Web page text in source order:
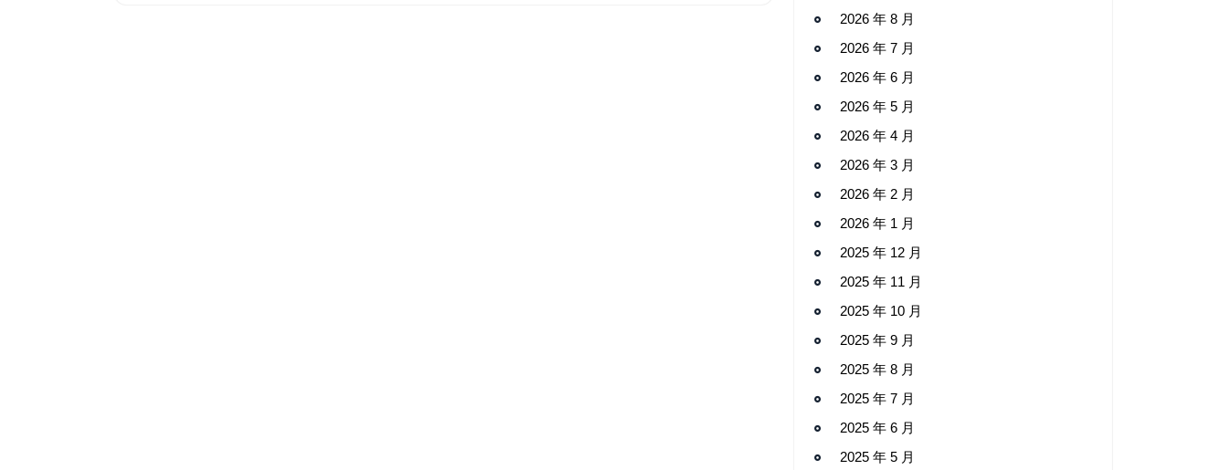
2026 年 8 月
2026 年 7 月
2026 年 6 月
2026 年 5 月
2026 年 4 月
2026 年 3 月
2026 年 2 月
2026 年 1 月
2025 年 12 月
2025 年 11 月
2025 年 10 月
2025 年 9 月
2025 年 8 月
2025 年 7 月
2025 年 6 月
2025 年 5 月